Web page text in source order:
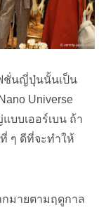
ชั่นญี่ปุ่นนั้นเป็น
Universe
บบเออร์เบน ถ้า
ๆ ดีที่จะทำให้
มายตามฤดูกาล